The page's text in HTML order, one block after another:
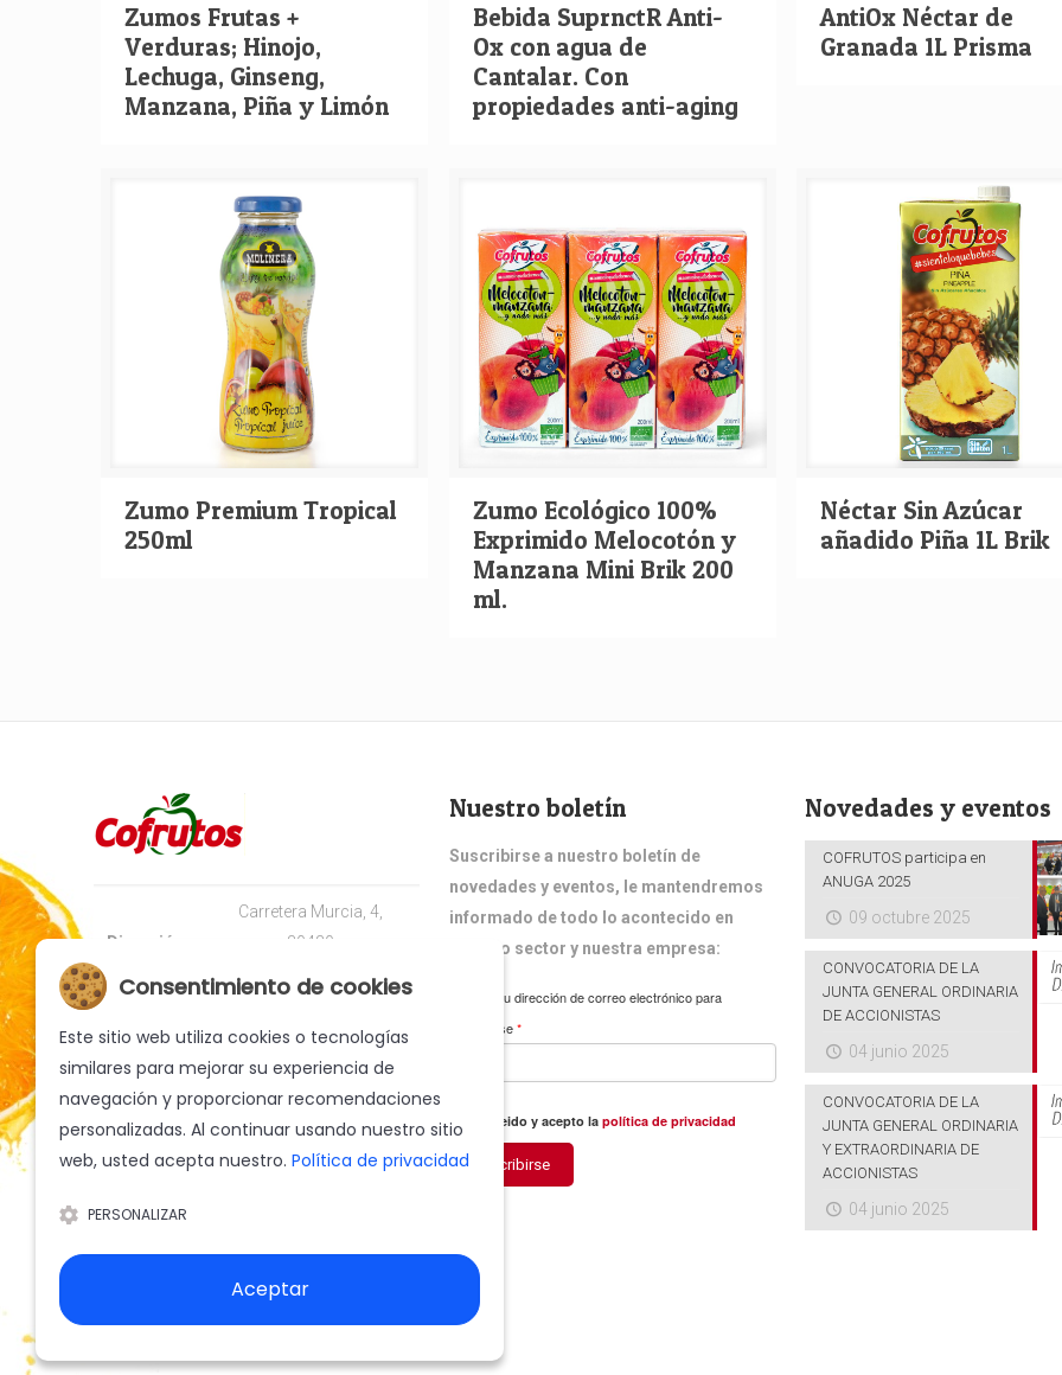
Zumos Frutas +
Verduras; Hinojo,
Lechuga, Ginseng,
Manzana, Piña y Limón
Bebida SuprnctR Anti-
Ox con agua de
Cantalar. Con
propiedades anti-aging
AntiOx Néctar de
Granada 1L Prisma
Zumo Premium Tropical
250ml
Zumo Ecológico 100%
Exprimido Melocotón y
Manzana Mini Brik 200
ml.
Néctar Sin Azúcar
añadido Piña 1L Brik
Dirección:
Carretera Murcia, 4,
30430
Cehegín (Murcia) España
Teléfono: +34 968 740 500
E-mail: info@cofrutos.com
Nuestro boletín
Suscribirse a nuestro boletín de
novedades y eventos, le mantendremos
informado de todo lo acontecido en
nuestro sector y nuestra empresa:
Ingrese su dirección de correo electrónico para
suscribirse*
He leido y acepto la política de privacidad
Suscribirse
Novedades y eventos
COFRUTOS participa en
ANUGA 2025
09 octubre 2025
CONVOCATORIA DE LA
JUNTA GENERAL ORDINARIA
DE ACCIONISTAS
04 junio 2025
CONVOCATORIA DE LA
JUNTA GENERAL ORDINARIA
Y EXTRAORDINARIA DE
ACCIONISTAS
04 junio 2025
Consentimiento de cookies
Este sitio web utiliza cookies o tecnologías
similares para mejorar su experiencia de
navegación y proporcionar recomendaciones
personalizadas. Al continuar usando nuestro sitio
web, usted acepta nuestro. Política de privacidad
PERSONALIZAR
Aceptar